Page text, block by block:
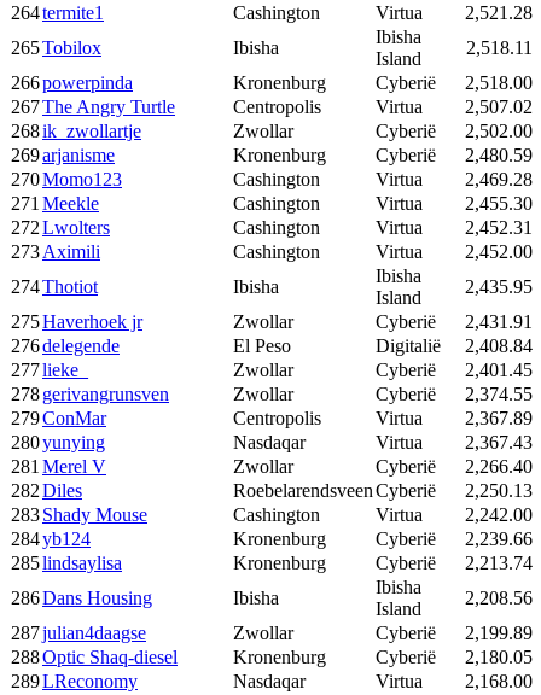
264termite1 Cashington Virtua
2,521.28
265Tobilox Ibisha
Ibisha
Island
2,518.11
266powerpinda Kronenburg Cyberië
2,518.00
267The Angry Turtle Centropolis Virtua
2,507.02
268ik_zwollartje Zwollar Cyberië
2,502.00
269arjanisme Kronenburg Cyberië
2,480.59
270Momo123 Cashington Virtua
2,469.28
271 Meekle Cashington Virtua
2,455.30
272Lwolters Cashington Virtua
2,452.31
273Aximili Cashington Virtua
2,452.00
274Thotiot Ibisha
Ibisha
Island
2,435.95
275Haverhoek jr Zwollar Cyberië
2,431.91
276delegende El Peso Digitalië
2,408.84
277lieke_ Zwollar Cyberië
2,401.45
278gerivangrunsven Zwollar Cyberië
2,374.55
279ConMar Centropolis Virtua
2,367.89
280yunying Nasdaqar Virtua
2,367.43
281 Merel V Zwollar Cyberië
2,266.40
282Diles RoebelarendsveenCyberië
2,250.13
283Shady Mouse Cashington Virtua
2,242.00
284yb124 Kronenburg Cyberië
2,239.66
285lindsaylisa Kronenburg Cyberië
2,213.74
286Dans Housing Ibisha
Ibisha
Island
2,208.56
287julian4daagse Zwollar Cyberië
2,199.89
288Optic Shaq-diesel Kronenburg Cyberië
2,180.05
289LReconomy Nasdaqar Virtua
2,168.00